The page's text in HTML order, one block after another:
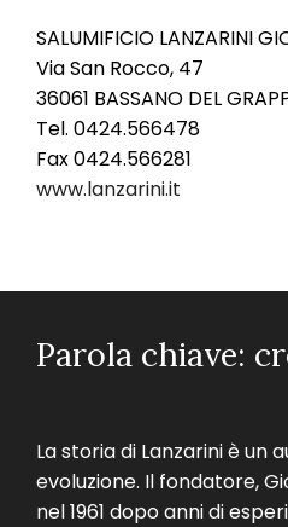
SALUMIFICIO LANZARINI
Via San Rocco, 47
36061 BASSANO DEL
Tel. 0424.566478
Fax 0424.566281
www.lanzarini.it
Parola chiave:
La storia di Lanzarini è un
evoluzione. Il fondatore,
nel 1961 dopo anni di